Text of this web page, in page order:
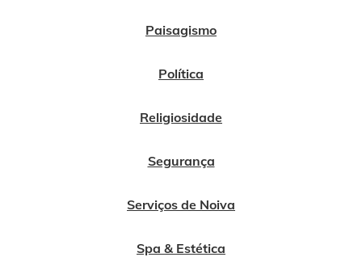
Paisagismo
Política
Religiosidade
Segurança
Serviços de Noiva
Spa & Estética